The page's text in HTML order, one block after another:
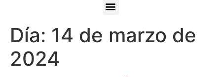
Día: 14 de marzo de
2024